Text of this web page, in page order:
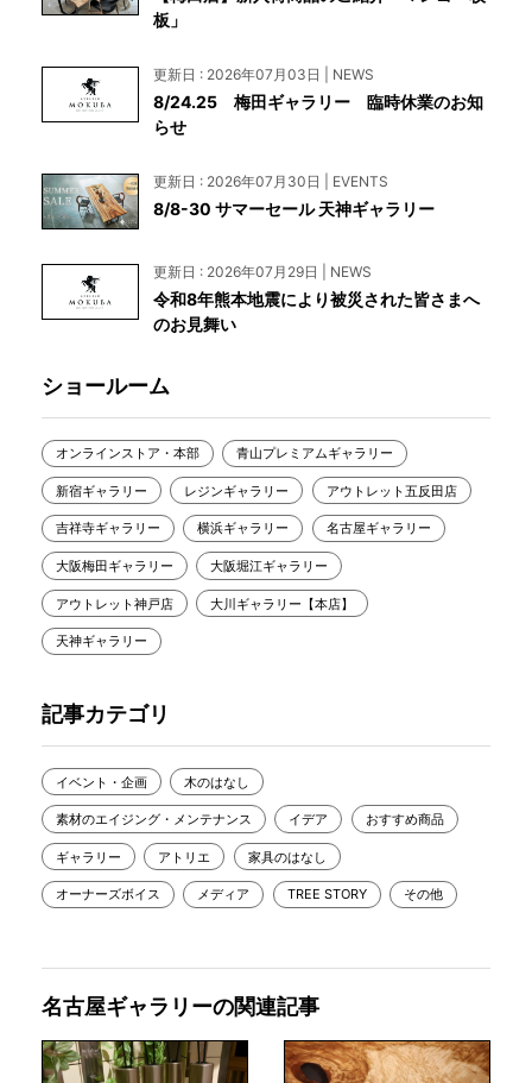
板」
更新日 : 2026年07月03日 | NEWS
8/24.25 梅田ギャラリー 臨時休業のお知
らせ
更新日 : 2026年07月30日 | EVENTS
8/8-30 サマーセール 天神ギャラリー
更新日 : 2026年07月29日 | NEWS
令和8年熊本地震により被災された皆さまへ
のお見舞い
ショールーム
オンラインストア・本部 青山プレミアムギャラリー
新宿ギャラリー レジンギャラリー アウトレット五反田店
吉祥寺ギャラリー 横浜ギャラリー 名古屋ギャラリー
大阪梅田ギャラリー 大阪堀江ギャラリー
アウトレット神戸店 大川ギャラリー【本店】
天神ギャラリー
記事カテゴリ
イベント・企画 木のはなし
素材のエイジング・メンテナンス イデア おすすめ商品
ギャラリー アトリエ 家具のはなし
オーナーズボイス メディア TREE STORY その他
名古屋ギャラリーの関連記事